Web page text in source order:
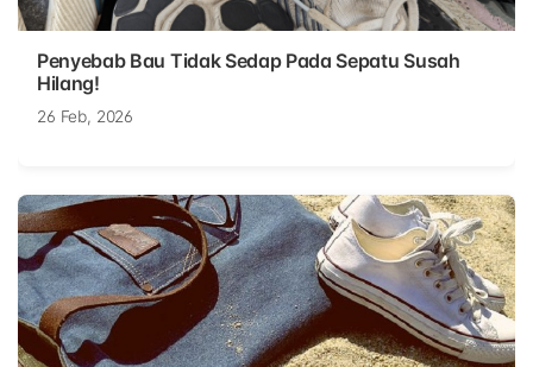
Penyebab Bau Tidak Sedap Pada Sepatu Susah
Hilang!
26 Feb, 2026